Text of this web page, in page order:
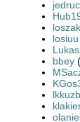
loszak
losiuu
bbey(